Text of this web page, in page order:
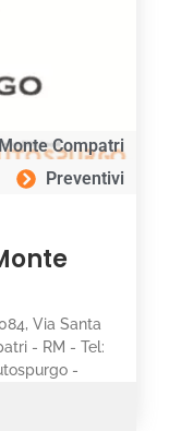
Compatri
Preventivi
Via Santa
- RM - Tel:
-